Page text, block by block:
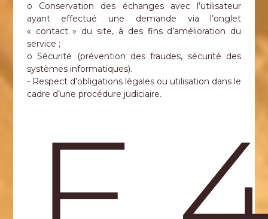
o Conservation des échanges avec l’utilisateur
ayant effectué une demande via l’onglet
« contact » du site, à des fins d’amélioration du
service ;
o Sécurité (prévention des fraudes, sécurité des
systèmes informatiques).
- Respect d’obligations légales ou utilisation dans le
cadre d’une procédure judiciaire.